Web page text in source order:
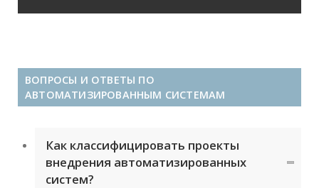
ВОПРОСЫ И ОТВЕТЫ ПО
АВТОМАТИЗИРОВАННЫМ СИСТЕМАМ
Как классифицировать проекты
внедрения автоматизированных
систем?